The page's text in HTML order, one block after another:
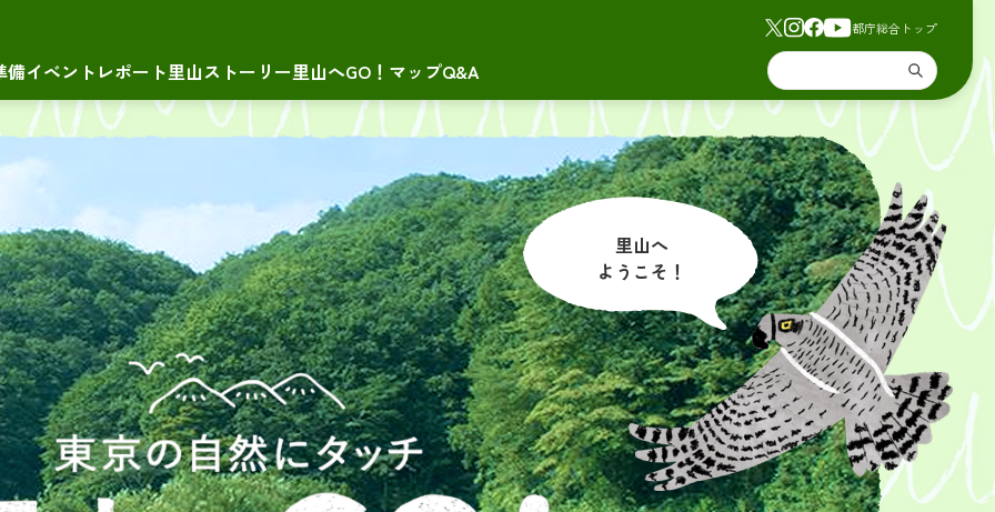
都庁総合トップ
備イベントレポート里山ストーリー里山へGO！マップQ&A
里山へ
ようこそ！